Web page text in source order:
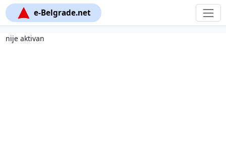
e-Belgrade.net
nije aktivan